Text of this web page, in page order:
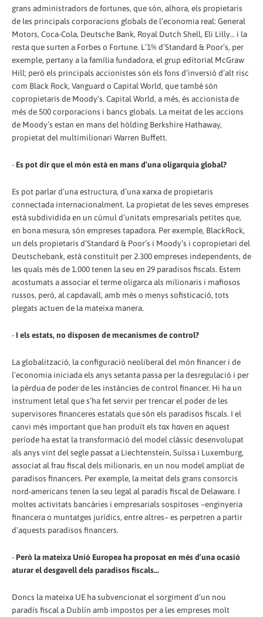
grans administradors de fortunes, que són, alhora, els propietaris
de les principals corporacions globals de l’economia real: General
Motors, Coca-Cola, Deutsche Bank, Royal Dutch Shell, Eli Lilly... i la
resta que surten a Forbes o Fortune. L’1% d’Standard & Poor’s, per
exemple, pertany a la família fundadora, el grup editorial McGraw
Hill; però els principals accionistes són els fons d’inversió d’alt risc
com Black Rock, Vanguard o Capital World, que també són
copropietaris de Moody’s. Capital World, a més, és accionista de
més de 500 corporacions i bancs globals. La meitat de les accions
de Moody’s estan en mans del hòlding Berkshire Hathaway,
propietat del multimilionari Warren Buffett.
- Es pot dir que el món està en mans d’una oligarquia global?
Es pot parlar d’una estructura, d’una xarxa de propietaris
connectada internacionalment. La propietat de les seves empreses
està subdividida en un cúmul d’unitats empresarials petites que,
en bona mesura, són empreses tapadora. Per exemple, BlackRock,
un dels propietaris d’Standard & Poor’s i Moody’s i copropietari del
Deutschebank, està constituït per 2.300 empreses independents, de
les quals més de 1.000 tenen la seu en 29 paradisos fiscals. Estem
acostumats a associar el terme oligarca als milionaris i mafiosos
russos, però, al capdavall, amb més o menys sofisticació, tots
plegats actuen de la mateixa manera.
- I els estats, no disposen de mecanismes de control?
La globalització, la configuració neoliberal del món financer i de
l’economia iniciada els anys setanta passa per la desregulació i per
la pèrdua de poder de les instàncies de control financer. Hi ha un
instrument letal que s’ha fet servir per trencar el poder de les
supervisores financeres estatals que són els paradisos fiscals. I el
canvi més important que han produït els tax haven en aquest
període ha estat la transformació del model clàssic desenvolupat
als anys vint del segle passat a Liechtenstein, Suïssa i Luxemburg,
associat al frau fiscal dels milionaris, en un nou model ampliat de
paradisos financers. Per exemple, la meitat dels grans consorcis
nord-americans tenen la seu legal al paradís fiscal de Delaware. I
moltes activitats bancàries i empresarials sospitoses –enginyeria
financera o muntatges jurídics, entre altres– es perpetren a partir
d’aquests paradisos financers.
- Però la mateixa Unió Europea ha proposat en més d’una ocasió
aturar el desgavell dels paradisos fiscals...
Doncs la mateixa UE ha subvencionat el sorgiment d’un nou
paradís fiscal a Dublín amb impostos per a les empreses molt